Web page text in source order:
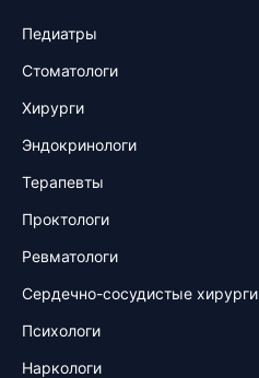
Педиатры
Стоматологи
Хирурги
Эндокринологи
Терапевты
Проктологи
Ревматологи
Сердечно-сосудистые хирурги
Психологи
Наркологи